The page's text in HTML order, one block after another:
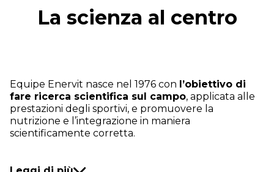
La scienza al centro
Equipe Enervit nasce nel 1976 con l’obiettivo di
fare ricerca scientifica sul campo, applicata alle
prestazioni degli sportivi, e promuovere la
nutrizione e l’integrazione in maniera
scientificamente corretta.